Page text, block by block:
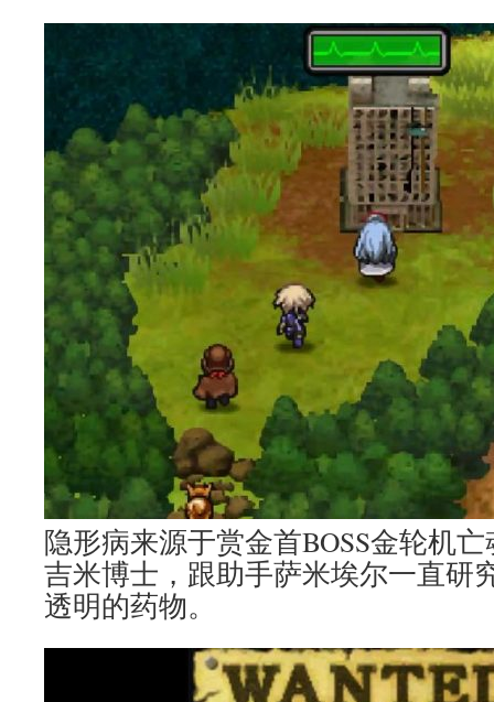
隐形病来源于赏金首BOSS金轮机
吉米博士，跟助手萨米埃尔一直研
透明的药物。